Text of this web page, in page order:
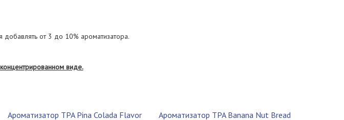
от 3 до 10% ароматизатора.
виде.
Ароматизатор TPA Pina Colada Flavor
Ароматизатор TPA Banana Nut Bread